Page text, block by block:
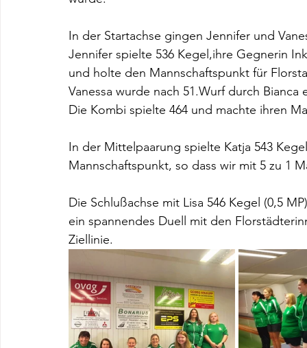
In der Startachse gingen Jennifer und
Jennifer spielte 536 Kegel,ihre Gegnerin
und holte den Mannschaftspunkt für
Vanessa wurde nach 51.Wurf durch
Die Kombi spielte 464 und machte ihren
In der Mittelpaarung spielte Katja 543
Mannschaftspunkt, so dass wir mit 5 zu 1
Die Schlußachse mit Lisa 546 Kegel (0,5
ein spannendes Duell mit den
Ziellinie.